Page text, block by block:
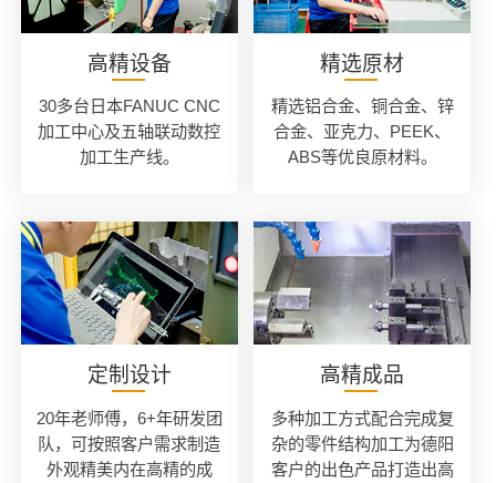
高精设备
30多台日本FANUC CNC
加工中心及五轴联动数控
加工生产线。
精选原材
精选铝合金、铜合金、锌
合金、亚克力、PEEK、
ABS等优良原材料。
定制设计
20年老师傅，6+年研发团
队，可按照客户需求制造
外观精美内在高精的成
高精成品
多种加工方式配合完成复
杂的零件结构加工为德阳
客户的出色产品打造出高